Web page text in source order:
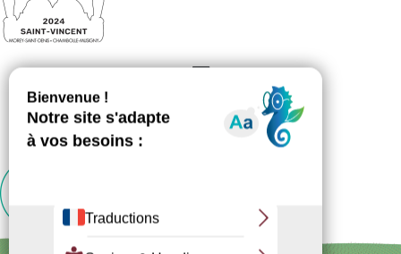
Inscription
Newsletter